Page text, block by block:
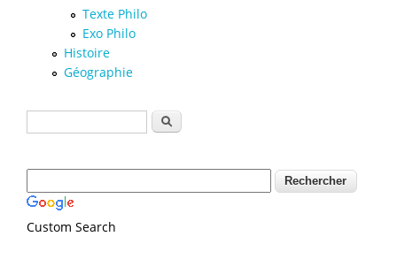
Texte Philo
Exo Philo
Histoire
Géographie
Formulaire de recherche
Rechercher
Custom Search